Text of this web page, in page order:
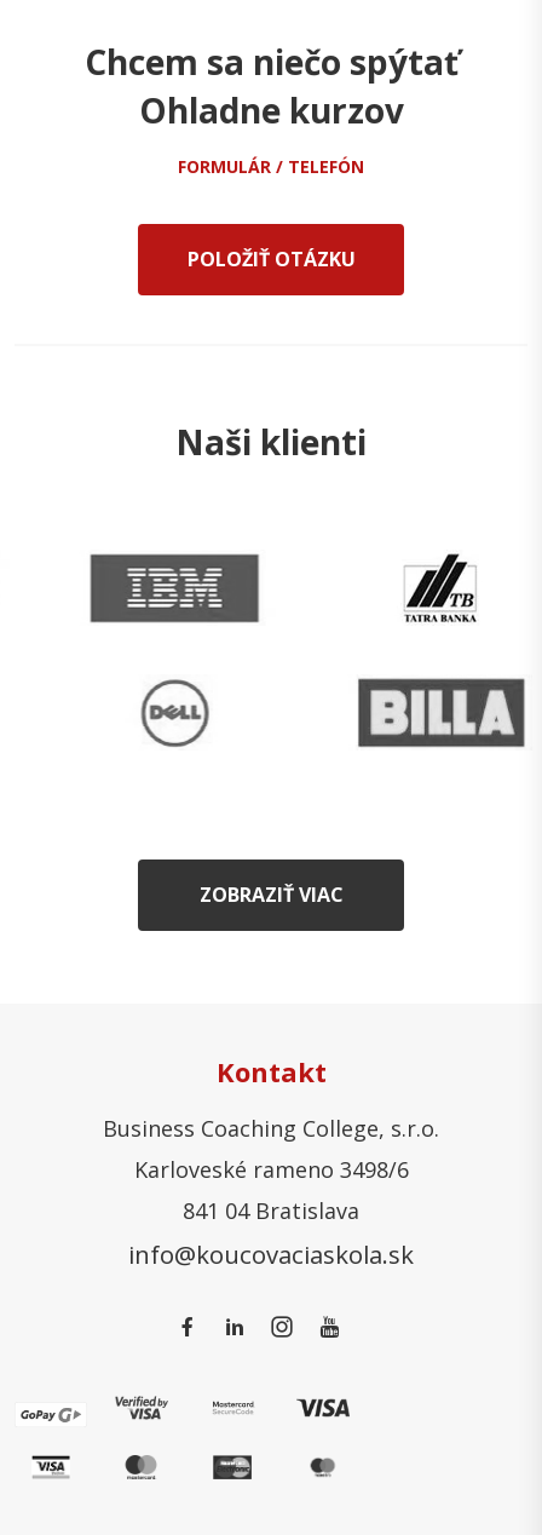
Chcem sa niečo spýtať
Ohladne kurzov
FORMULÁR / TELEFÓN
POLOŽIŤ OTÁZKU
Naši klienti
ZOBRAZIŤ VIAC
Kontakt
Business Coaching College, s.r.o.
Karloveské rameno 3498/6
841 04 Bratislava
info@koucovaciaskola.sk